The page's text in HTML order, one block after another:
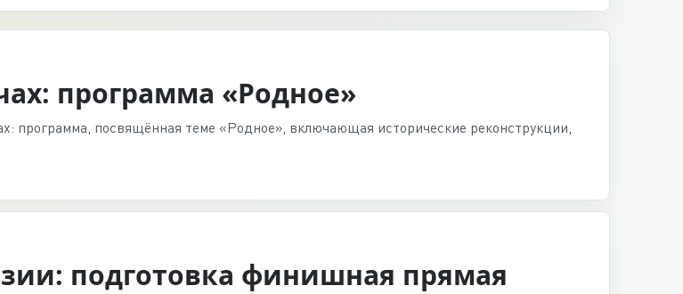
программа «Родное»
программа, посвящённая теме «Родное», включающая исторические реконструкции,
подготовка финишная прямая